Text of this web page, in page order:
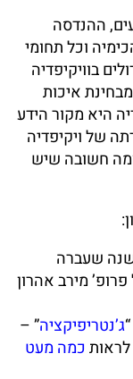
ההנדסה
וכל תחומי
בוויקיפדיה
איכות
היא מקור הידע
של ויקיפדיה
חשובה שיש
שעברה
מירב אהרון
ג’נטריפיקציה” –
לראותכמה מעט